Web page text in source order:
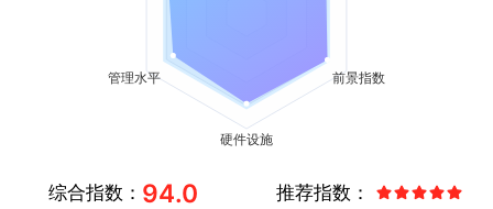
综合指数： 94.0 推荐指数：